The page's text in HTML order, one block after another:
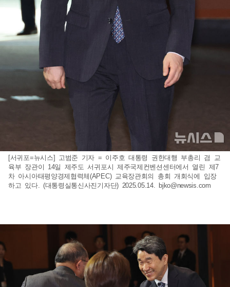
[서귀포=뉴시스] 고범준 기자 = 이주호 대통령 권한대행 부총리 겸 교
육부 장관이 14일 제주도 서귀포시 제주국제컨벤션센터에서 열린 제7
차 아시아태평양경제협력체(APEC) 교육장관회의 총회 개회식에 입장
하고 있다. (대통령실통신사진기자단) 2025.05.14. bjko@newsis.com